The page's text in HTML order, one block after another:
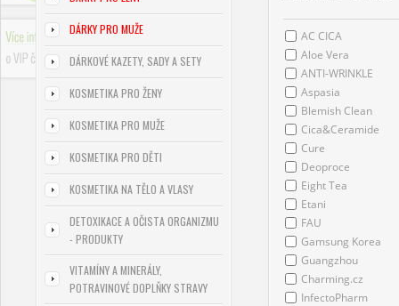
DÁRKY PRO MUŽE
DÁRKOVÉ KAZETY, SADY A SETY
KOSMETIKA PRO ŽENY
KOSMETIKA PRO MUŽE
KOSMETIKA PRO DĚTI
KOSMETIKA NA TĚLO A VLASY
DETOXIKACE A OČISTA ORGANIZMU
- PRODUKTY
VITAMÍNY A MINERÁLY,
POTRAVINOVÉ DOPLŇKY STRAVY
AC CICA
Aloe Vera
ANTI-WRINKLE
Aspasia
Blemish Clean
Cica&Ceramide
Cure
Deoproce
Eight Tea
Etani
FAU
Gamsung Korea
Guangzhou
Charming.cz
InfectoPharm